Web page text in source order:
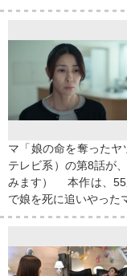
マ「娘の命を奪った
テレビ系）の第8話が
みます） 本作は、55
で娘を死に追いやった